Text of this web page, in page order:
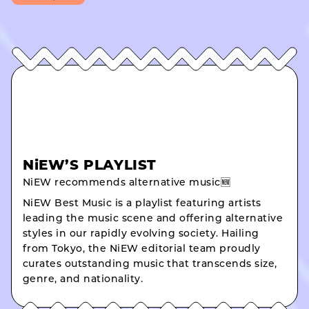
NiEW’S PLAYLIST
NiEW recommends alternative music🆕
NiEW Best Music is a playlist featuring artists
leading the music scene and offering alternative
styles in our rapidly evolving society. Hailing
from Tokyo, the NiEW editorial team proudly
curates outstanding music that transcends size,
genre, and nationality.